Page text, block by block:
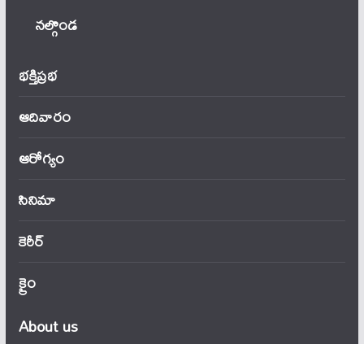
నల్గొండ
భక్తిప్రభ
ఆదివారం
ఆరోగ్యం
సినిమా
కెరీర్
క్రైం
About us